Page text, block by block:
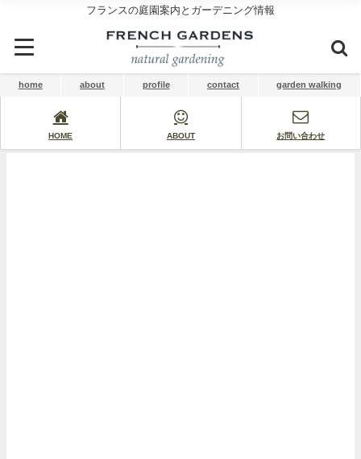
フランスの庭園案内とガーデニング情報
home about profile contact garden walking
HOME ABOUT お問い合わせ